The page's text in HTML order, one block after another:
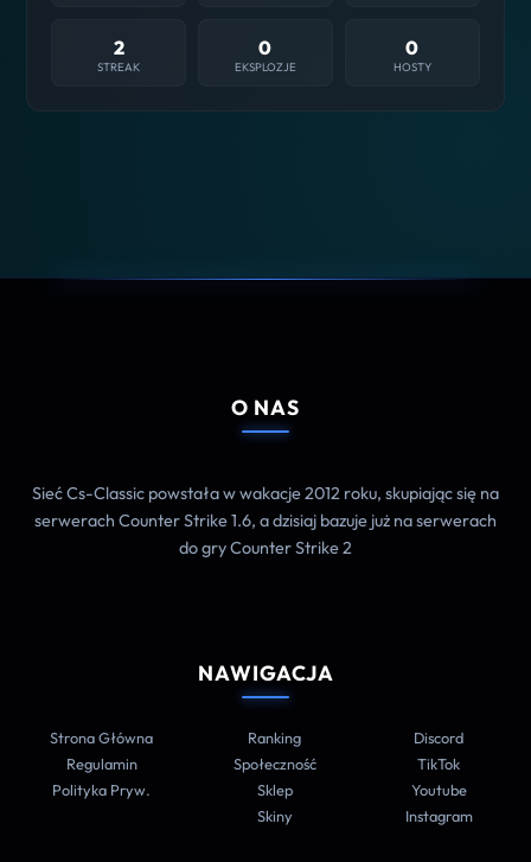
2
STREAK
0
EKSPLOZJE
0
HOSTY
O NAS
Sieć Cs-Classic powstała w wakacje 2012 roku, skupiając się na
serwerach Counter Strike 1.6, a dzisiaj bazuje już na serwerach
do gry Counter Strike 2
NAWIGACJA
Strona Główna
Regulamin
Polityka Pryw.
Ranking
Społeczność
Sklep
Skiny
Discord
TikTok
Youtube
Instagram